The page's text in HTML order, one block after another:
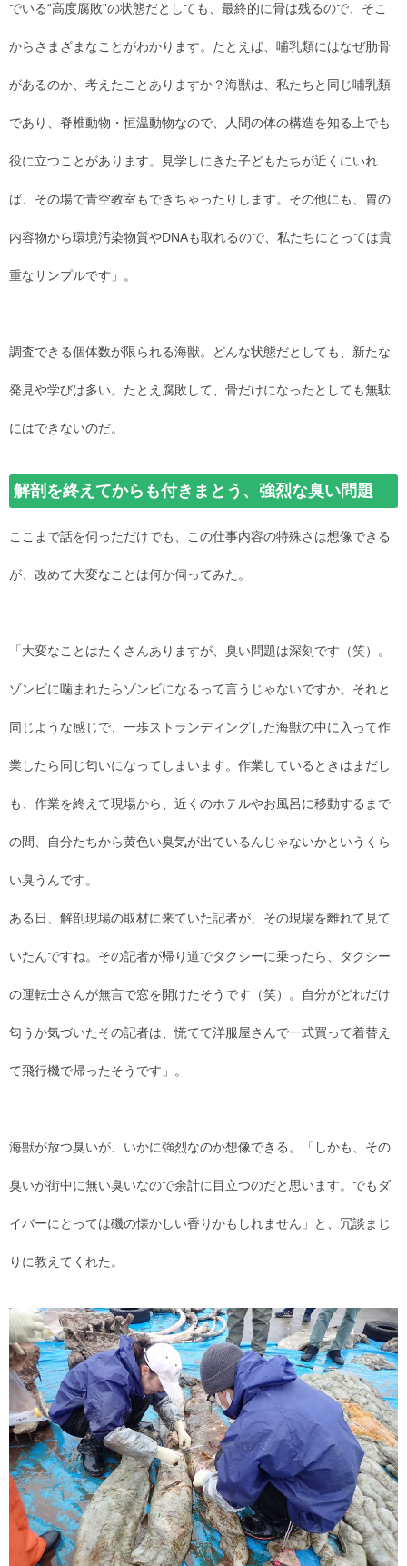
でいる“高度腐敗”の状態だとしても、最終的に骨は残るので、そこ
からさまざまなことがわかります。たとえば、哺乳類にはなぜ肋骨
があるのか、考えたことありますか？海獣は、私たちと同じ哺乳類
であり、脊椎動物・恒温動物なので、人間の体の構造を知る上でも
役に立つことがあります。見学しにきた子どもたちが近くにいれ
ば、その場で青空教室もできちゃったりします。その他にも、胃の
内容物から環境汚染物質やDNAも取れるので、私たちにとっては貴
重なサンプルです」。
調査できる個体数が限られる海獣。どんな状態だとしても、新たな
発見や学びは多い。たとえ腐敗して、骨だけになったとしても無駄
にはできないのだ。
解剖を終えてからも付きまとう、強烈な臭い問題
ここまで話を伺っただけでも、この仕事内容の特殊さは想像できる
が、改めて大変なことは何か伺ってみた。
「大変なことはたくさんありますが、臭い問題は深刻です（笑）。
ゾンビに噛まれたらゾンビになるって言うじゃないですか。それと
同じような感じで、一歩ストランディングした海獣の中に入って作
業したら同じ匂いになってしまいます。作業しているときはまだし
も、作業を終えて現場から、近くのホテルやお風呂に移動するまで
の間、自分たちから黄色い臭気が出ているんじゃないかというくら
い臭うんです。
ある日、解剖現場の取材に来ていた記者が、その現場を離れて見て
いたんですね。その記者が帰り道でタクシーに乗ったら、タクシー
の運転士さんが無言で窓を開けたそうです（笑）。自分がどれだけ
匂うか気づいたその記者は、慌てて洋服屋さんで一式買って着替え
て飛行機で帰ったそうです」。
海獣が放つ臭いが、いかに強烈なのか想像できる。「しかも、その
臭いが街中に無い臭いなので余計に目立つのだと思います。でもダ
イバーにとっては磯の懐かしい香りかもしれません」と、冗談まじ
りに教えてくれた。